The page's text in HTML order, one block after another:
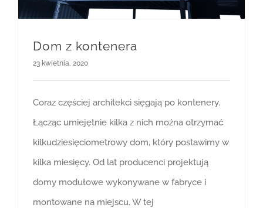
Dom z kontenera
23 kwietnia, 2020
Coraz częściej architekci sięgają po kontenery.
Łącząc umiejętnie kilka z nich można otrzymać
kilkudziesięciometrowy dom, który postawimy w
kilka miesięcy. Od lat producenci projektują
domy modułowe wykonywane w fabryce i
montowane na miejscu. W tej